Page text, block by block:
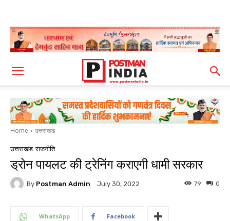
Home उत्तराखंड
उत्तराखंड राजनीति
ड्रोन पायलट की ट्रेनिंग कराएगी धामी सरकार
By Postman Admin July 30, 2022 0
79
WhatsApp Facebook